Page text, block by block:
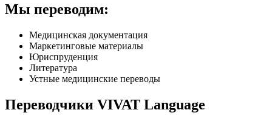
Мы переводим:
Медицинская документация
Маркетинговые материалы
Юриспруденция
Литература
Устные медицинские переводы
Переводчики VIVAT Language